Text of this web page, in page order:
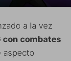
a la vez
con combates
aspecto